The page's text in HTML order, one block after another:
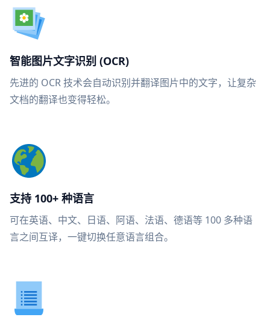
智能图片文字识别 (OCR)
先进的 OCR 技术会自动识别并翻译图片中的文字，让复杂
文档的翻译也变得轻松。
支持 100+ 种语言
可在英语、中文、日语、阿语、法语、德语等 100 多种语
言之间互译，一键切换任意语言组合。